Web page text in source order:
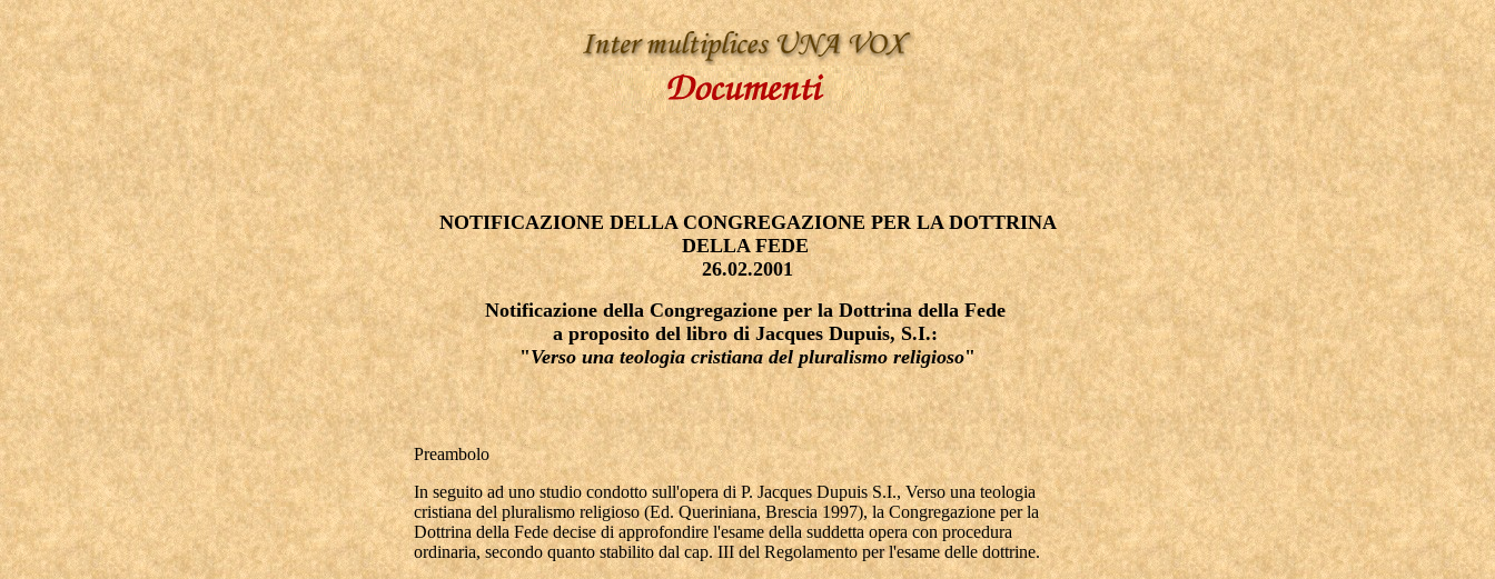
NOTIFICAZIONE DELLA CONGREGAZIONE PER LA DOTTRINA
DELLA FEDE
26.02.2001
Notificazione della Congregazione per la Dottrina della Fede
a proposito del libro di Jacques Dupuis, S.I.:
"Verso una teologia cristiana del pluralismo religioso"
Preambolo
In seguito ad uno studio condotto sull'opera di P. Jacques Dupuis S.I., Verso una teologia
cristiana del pluralismo religioso (Ed. Queriniana, Brescia 1997), la Congregazione per la
Dottrina della Fede decise di approfondire l'esame della suddetta opera con procedura
ordinaria, secondo quanto stabilito dal cap. III del Regolamento per l'esame delle dottrine.